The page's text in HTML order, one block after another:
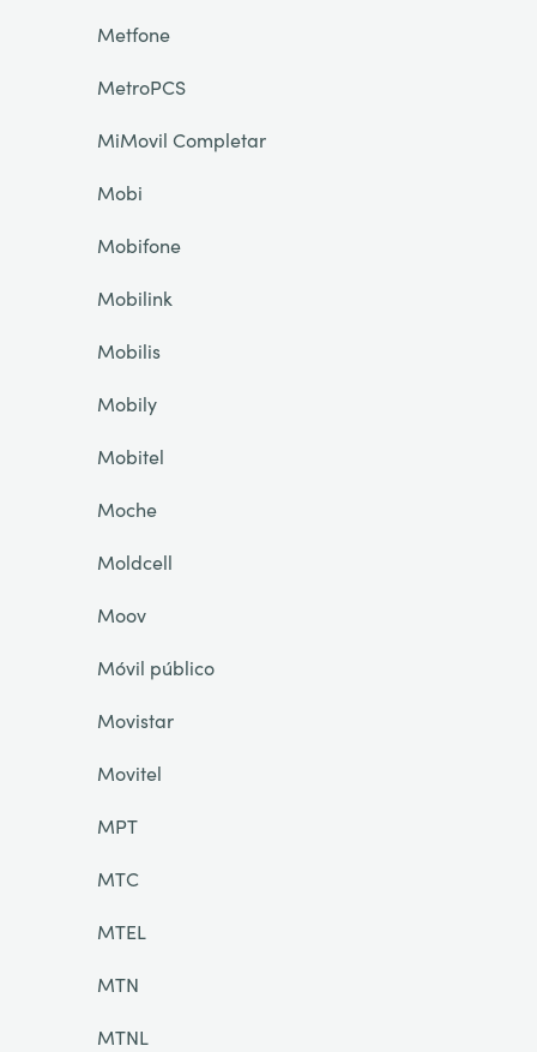
Metfone
MetroPCS
MiMovil Completar
Mobi
Mobifone
Mobilink
Mobilis
Mobily
Mobitel
Moche
Moldcell
Moov
Móvil público
Movistar
Movitel
MPT
MTC
MTEL
MTN
MTNL